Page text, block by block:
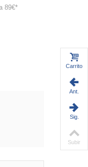
89€*
Carrito
Ant.
Sig.
Subir